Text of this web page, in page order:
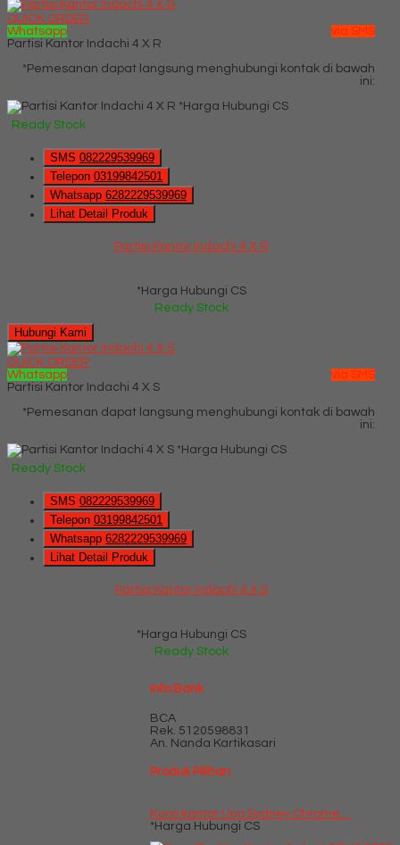
QUICK ORDER
Whatsapp
via SMS
Partisi Kantor Indachi 4 X R
*Pemesanan dapat langsung menghubungi kontak di bawah
ini:
*Harga Hubungi CS
Ready Stock
SMS 082229539969
Telepon 03199842501
Whatsapp 6282229539969
Lihat Detail Produk
Partisi Kantor Indachi 4 X R
*Harga Hubungi CS
Ready Stock
Hubungi Kami
QUICK ORDER
Whatsapp
via SMS
Partisi Kantor Indachi 4 X S
*Pemesanan dapat langsung menghubungi kontak di bawah
ini:
*Harga Hubungi CS
Ready Stock
SMS 082229539969
Telepon 03199842501
Whatsapp 6282229539969
Lihat Detail Produk
Partisi Kantor Indachi 4 X S
*Harga Hubungi CS
Ready Stock
Info Bank
BCA
Rek. 5120598831
An. Nanda Kartikasari
Produk Pilihan
Kursi kantor Uno Sydney Chrome....
*Harga Hubungi CS